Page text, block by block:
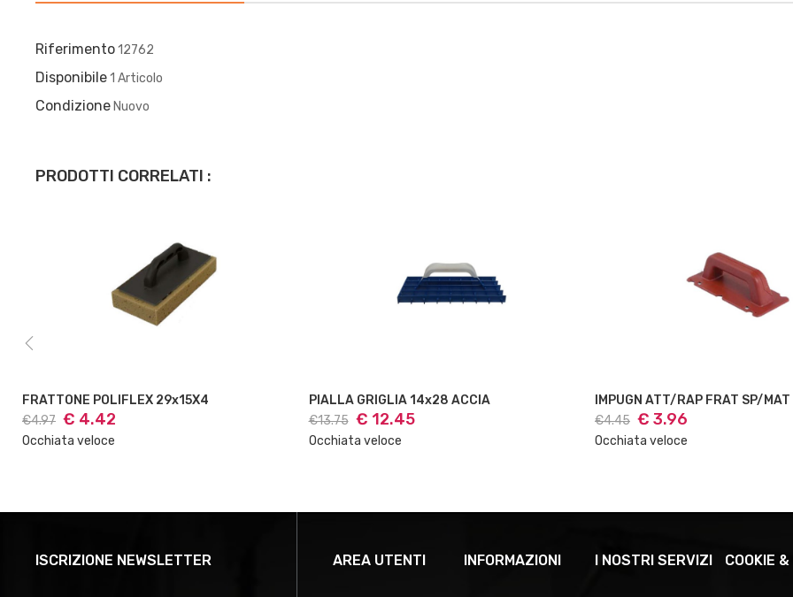
Riferimento12762
Disponibile1 Articolo
Condizione Nuovo
PRODOTTI CORRELATI :
PIALLA GRIGLIA 14x28 ACCIA
€13.75
€ 12.45
Occhiata veloce
IMPUGN ATT/RAP FRAT SP/MAT
€4.45
€ 3.96
Occhiata veloce
SPUGNA RICAMBIO 13X30
€7.90
€ 7.04
Occhiata veloce
ISCRIZIONE NEWSLETTER AREA UTENTI INFORMAZIONI I NOSTRI SERVIZI COOKIE